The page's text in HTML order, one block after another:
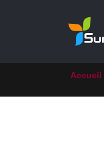
Accueil